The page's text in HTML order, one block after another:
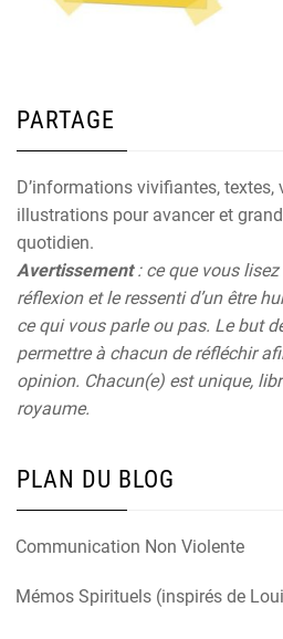
PARTAGE
D’informations vivifiantes, textes,
illustrations pour avancer et
quotidien.
Avertissement: ce que vous
réflexion et le ressenti d’un être
ce qui vous parle ou pas. Le but
permettre à chacun de réfléchir
opinion. Chacun(e) est unique,
royaume.
PLAN DU BLOG
Communication Non Violente
Mémos Spirituels (inspirés de